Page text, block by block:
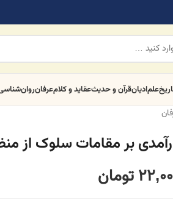
علمادیانقرآن و حدیثعقاید و کلامعرفان
بر مقامات سلوک از
تومان